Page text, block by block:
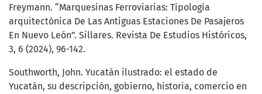
Freymann. “Marquesinas Ferroviarias: Tipología
arquitectónica De Las Antiguas Estaciones De Pasajeros
En Nuevo León”. Sillares. Revista De Estudios Históricos,
3, 6 (2024), 96-142.
Southworth, John. Yucatán ilustrado: el estado de
Yucatán, su descripción, gobierno, historia, comercio en